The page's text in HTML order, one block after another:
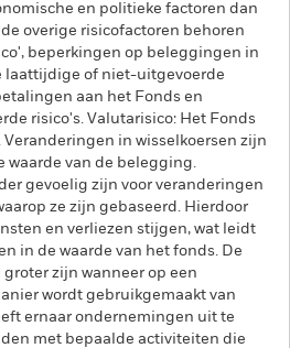
en politieke factoren dan
overige risicofactoren behoren
beperkingen op beleggingen in
laattijdige of niet-uitgevoerde
aan het Fonds en
risico's. Valutarisico: Het Fonds
in wisselkoersen zijn
waarde van de belegging.
gevoelig zijn voor veranderingen
ze zijn gebaseerd. Hierdoor
en verliezen stijgen, wat leidt
in de waarde van het fonds. De
zijn wanneer op een
wordt gebruikgemaakt van
ernaar ondernemingen uit te
met bepaalde activiteiten die